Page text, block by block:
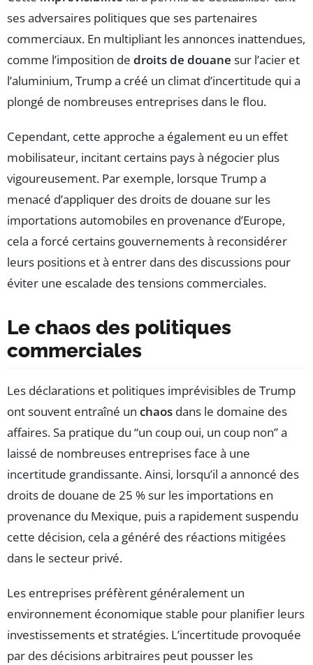
ses adversaires politiques que ses partenaires
commerciaux. En multipliant les annonces inattendues,
comme l’imposition de droits de douane sur l’acier et
l’aluminium, Trump a créé un climat d’incertitude qui a
plongé de nombreuses entreprises dans le flou.
Cependant, cette approche a également eu un effet
mobilisateur, incitant certains pays à négocier plus
vigoureusement. Par exemple, lorsque Trump a
menacé d’appliquer des droits de douane sur les
importations automobiles en provenance d’Europe,
cela a forcé certains gouvernements à reconsidérer
leurs positions et à entrer dans des discussions pour
éviter une escalade des tensions commerciales.
Le chaos des politiques
commerciales
Les déclarations et politiques imprévisibles de Trump
ont souvent entraîné un chaos dans le domaine des
affaires. Sa pratique du “un coup oui, un coup non” a
laissé de nombreuses entreprises face à une
incertitude grandissante. Ainsi, lorsqu’il a annoncé des
droits de douane de 25 % sur les importations en
provenance du Mexique, puis a rapidement suspendu
cette décision, cela a généré des réactions mitigées
dans le secteur privé.
Les entreprises préfèrent généralement un
environnement économique stable pour planifier leurs
investissements et stratégies. L’incertitude provoquée
par des décisions arbitraires peut pousser les